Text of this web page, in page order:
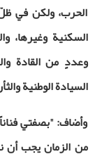
الحرب، ولكن في
السكنية وغيرها،
وعددٍ من القادة
السيادة الوطنية
وأضاف: "بصفتي
من الزمان يجب أن